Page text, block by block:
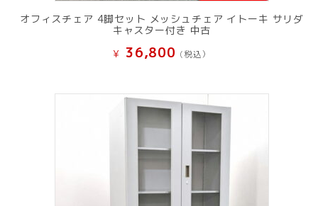
オフィスチェア 4脚セット メッシュチェア イトーキ サリダ
キャスター付き 中古
¥ 36,800 (税込）